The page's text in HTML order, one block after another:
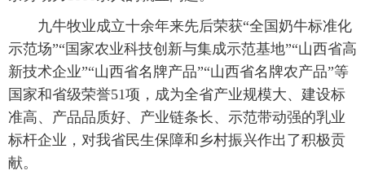
九牛牧业成立十余年来先后荣获“全国奶牛标准化
示范场”“国家农业科技创新与集成示范基地”“山西省高
新技术企业”“山西省名牌产品”“山西省名牌农产品”等
国家和省级荣誉51项，成为全省产业规模大、建设标
准高、产品品质好、产业链条长、示范带动强的乳业
标杆企业，对我省民生保障和乡村振兴作出了积极贡
献。